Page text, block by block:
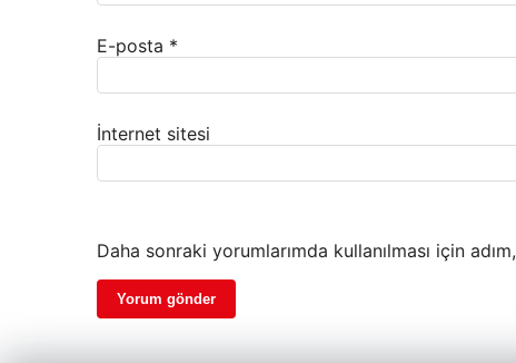
E-posta *
İnternet sitesi
Daha sonraki yorumlarımda kullanılması için